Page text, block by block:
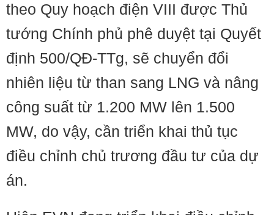
theo Quy hoạch điện VIII được Thủ
tướng Chính phủ phê duyệt tại Quyết
định 500/QĐ-TTg, sẽ chuyển đổi
nhiên liệu từ than sang LNG và nâng
công suất từ 1.200 MW lên 1.500
MW, do vậy, cần triển khai thủ tục
điều chỉnh chủ trương đầu tư của dự
án.